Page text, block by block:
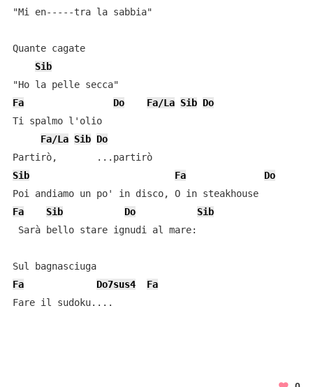
"Mi en-----tra la sabbia"
Quante cagate
Sib
Fa
Do Fa/La Sib Do
Ti spalmo l'olio
Fa/La Sib Do
Partirò,       ...partirò
Sib
Fa
Do
Poi andiamo un po' in disco, O in steakhouse
Fa
Sib Do
Sib
Sarà bello stare ignudi al mare:
Sul bagnasciuga
Fa
Do7sus4
Fa
Fare il sudoku....